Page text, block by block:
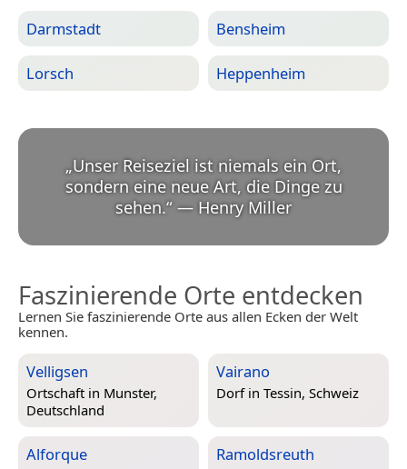
Darmstadt Bensheim
Lorsch Heppenheim
„Unser Reiseziel ist niemals ein Ort,
sondern eine neue Art, die Dinge zu
sehen.“ — Henry Miller
Faszinierende Orte entdecken
Lernen Sie faszinierende Orte aus allen Ecken der Welt
kennen.
Velligsen
Ortschaft in Munster,
Deutschland
Vairano
Dorf in Tessin, Schweiz
Alforque Ramoldsreuth